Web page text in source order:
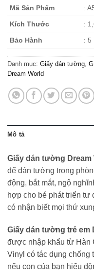
Mã Sản Phẩm :
Kích Thước :
Bảo Hành : 5
Danh mục: Giấy dán tường,
Dream World
Mô tả
Giấy dán tường Dream
để dán tường trong
động, bắt mắt, ngộ
hợp cho bé phát triển
có nhận biết mọi thứ
Giấy dán tường trẻ em
được nhập khẩu từ Hàn
Vinyl có tác dụng chống
nếu con của bạn hiếu